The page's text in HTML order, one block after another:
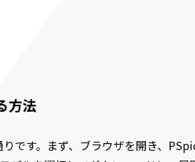
方法
です。まず、ブラウザを開き、